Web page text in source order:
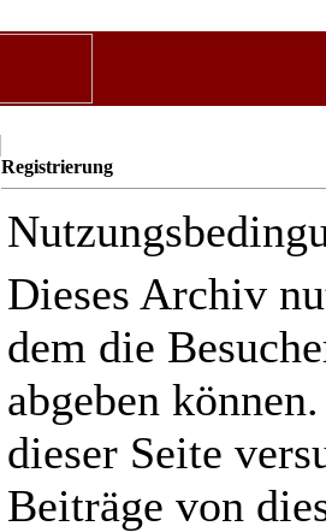
Registrierung
Dieses Archiv
dem die
abgeben
dieser Seite
Beiträge von